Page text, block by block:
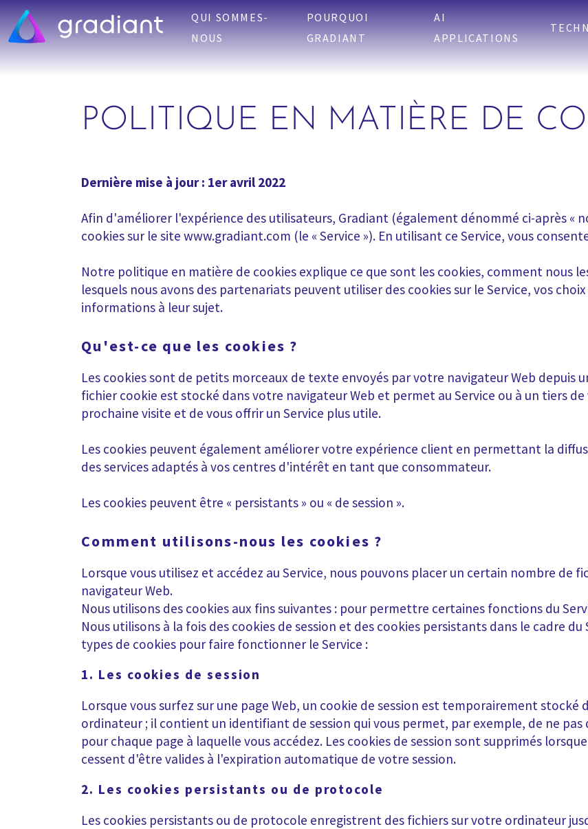
QUI SOMMES-
NOUS
POURQUOI
GRADIANT
AI
APPLICATIONS
POLITIQUE EN MATIÈRE DE
Dernière mise à jour : 1er avril 2022
Afin d'améliorer l'expérience des utilisateurs, Gradiant (également dénommé ci-après «
cookies sur le site www.gradiant.com (le « Service »). En utilisant ce Service, vous
Notre politique en matière de cookies explique ce que sont les cookies, comment nous
lesquels nous avons des partenariats peuvent utiliser des cookies sur le Service, vos
informations à leur sujet.
Qu'est-ce que les cookies ?
Les cookies sont de petits morceaux de texte envoyés par votre navigateur Web depuis
fichier cookie est stocké dans votre navigateur Web et permet au Service ou à un tiers
prochaine visite et de vous offrir un Service plus utile.
Les cookies peuvent également améliorer votre expérience client en permettant la
des services adaptés à vos centres d'intérêt en tant que consommateur.
Les cookies peuvent être « persistants » ou « de session ».
Comment utilisons-nous les cookies ?
Lorsque vous utilisez et accédez au Service, nous pouvons placer un certain nombre de
navigateur Web.
Nous utilisons des cookies aux fins suivantes : pour permettre certaines fonctions du
Nous utilisons à la fois des cookies de session et des cookies persistants dans le cadre
types de cookies pour faire fonctionner le Service :
1. Les cookies de session
Lorsque vous surfez sur une page Web, un cookie de session est temporairement stocké
ordinateur ; il contient un identifiant de session qui vous permet, par exemple, de ne pas
pour chaque page à laquelle vous accédez. Les cookies de session sont supprimés
cessent d'être valides à l'expiration automatique de votre session.
2. Les cookies persistants ou de protocole
Les cookies persistants ou de protocole enregistrent des fichiers sur votre ordinateur